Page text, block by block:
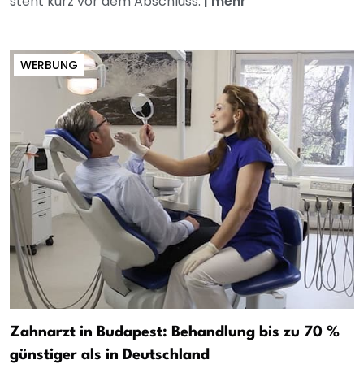
WERBUNG
Zahnarzt in Budapest: Behandlung bis zu 70 %
günstiger als in Deutschland